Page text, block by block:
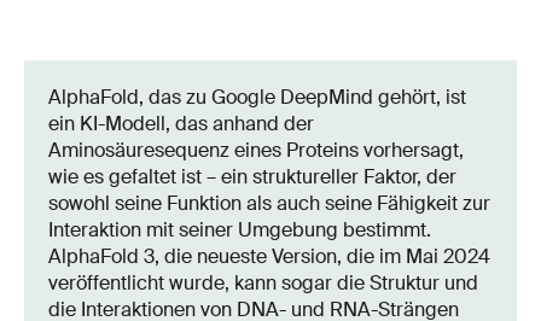
AlphaFold, das zu Google DeepMind gehört, ist
ein KI-Modell, das anhand der
Aminosäuresequenz eines Proteins vorhersagt,
wie es gefaltet ist – ein struktureller Faktor, der
sowohl seine Funktion als auch seine Fähigkeit zur
Interaktion mit seiner Umgebung bestimmt.
AlphaFold 3, die neueste Version, die im Mai 2024
veröffentlicht wurde, kann sogar die Struktur und
die Interaktionen von DNA- und RNA-Strängen